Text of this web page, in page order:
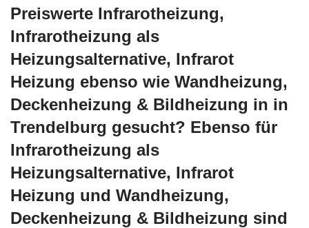
Preiswerte Infrarotheizung,
Infrarotheizung als
Heizungsalternative, Infrarot
Heizung ebenso wie Wandheizung,
Deckenheizung & Bildheizung in in
Trendelburg gesucht? Ebenso für
Infrarotheizung als
Heizungsalternative, Infrarot
Heizung und Wandheizung,
Deckenheizung & Bildheizung sind